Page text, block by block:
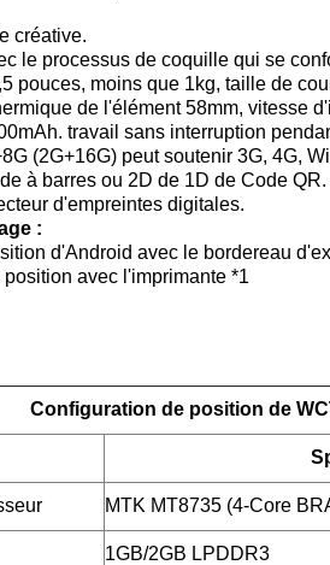
créative.
le processus de coquille qui se
pouces, moins que 1kg, taille de
de l'élément 58mm, vitesse
travail sans interruption
(2G+16G) peut soutenir 3G, 4G,
à barres ou 2D de 1D de Code QR.
d'empreintes digitales.
:
d'Android avec le bordereau
avec l'imprimante *1
Configuration de position de
MTK MT8735 (4-Core
1GB/2GB LPDDR3